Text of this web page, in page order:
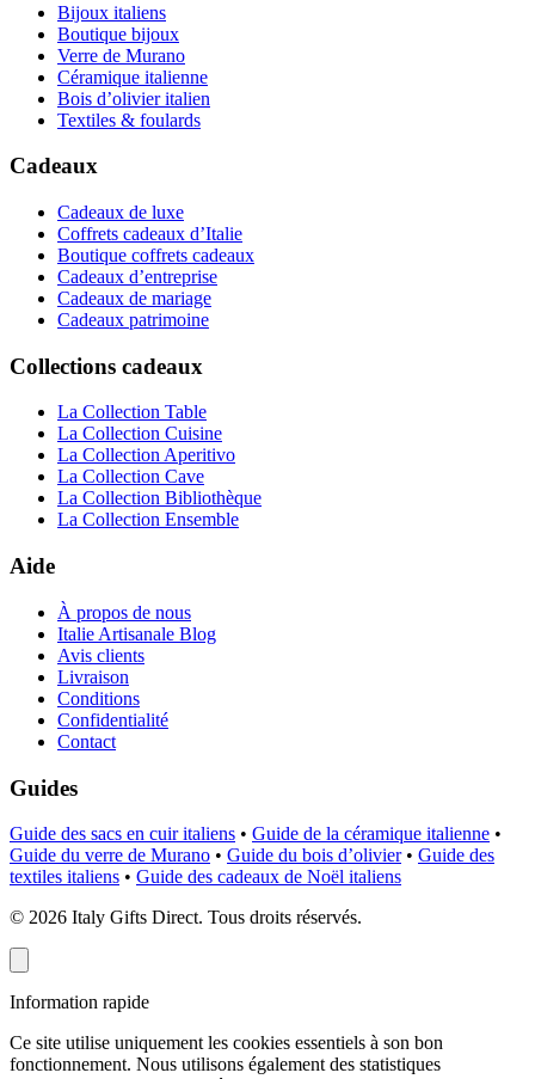
Bijoux italiens
Boutique bijoux
Verre de Murano
Céramique italienne
Bois d’olivier italien
Textiles & foulards
Cadeaux
Cadeaux de luxe
Coffrets cadeaux d’Italie
Boutique coffrets cadeaux
Cadeaux d’entreprise
Cadeaux de mariage
Cadeaux patrimoine
Collections cadeaux
La Collection Table
La Collection Cuisine
La Collection Aperitivo
La Collection Cave
La Collection Bibliothèque
La Collection Ensemble
Aide
À propos de nous
Italie Artisanale Blog
Avis clients
Livraison
Conditions
Confidentialité
Contact
Guides
Guide des sacs en cuir italiens • Guide de la céramique italienne •
Guide du verre de Murano • Guide du bois d’olivier • Guide des
textiles italiens • Guide des cadeaux de Noël italiens
© 2026 Italy Gifts Direct. Tous droits réservés.
Information rapide
Ce site utilise uniquement les cookies essentiels à son bon
fonctionnement. Nous utilisons également des statistiques